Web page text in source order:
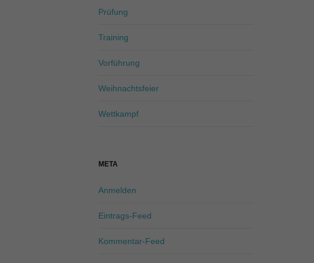
Prüfung
Training
Vorführung
Weihnachtsfeier
Wettkampf
META
Anmelden
Eintrags-Feed
Kommentar-Feed